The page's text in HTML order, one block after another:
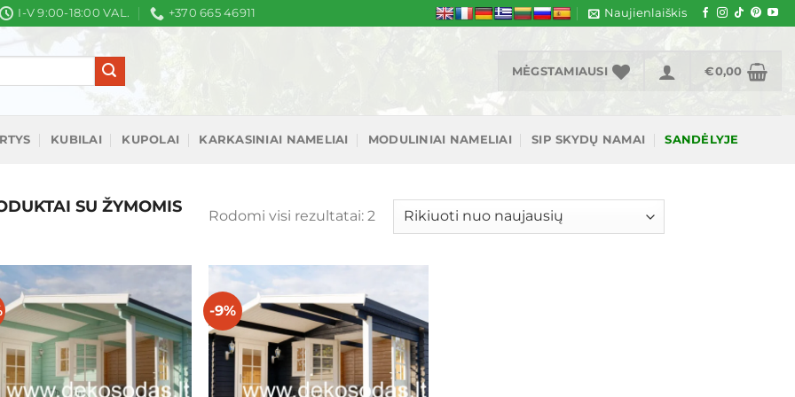
I-V 9:00-18:00 VAL. +370 665 46911 Naujienlaiškis
MĖGSTAMIAUSI €0,00
KUBILAI KUPOLAI KARKASINIAI NAMELIAI MODULINIAI NAMELIAI SIP SKYDŲ NAMAI SANDĖLYJE
SU ŽYMOMIS Rodomi visi rezultatai: 2Rūšiuojama
pagal
Mėgstamiausias -9% Mėgstamiausias